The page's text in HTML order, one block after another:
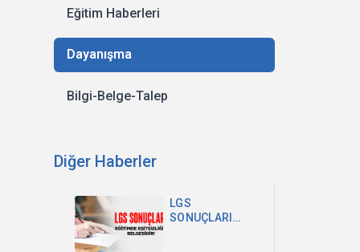
Eğitim Haberleri
Dayanışma
Bilgi-Belge-Talep
Diğer Haberler
LGS
SONUÇLARI